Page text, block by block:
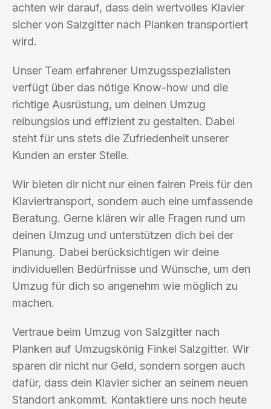
achten wir darauf, dass dein wertvolles Klavier
sicher von Salzgitter nach Planken transportiert
wird.
Unser Team erfahrener Umzugsspezialisten
verfügt über das nötige Know-how und die
richtige Ausrüstung, um deinen Umzug
reibungslos und effizient zu gestalten. Dabei
steht für uns stets die Zufriedenheit unserer
Kunden an erster Stelle.
Wir bieten dir nicht nur einen fairen Preis für den
Klaviertransport, sondern auch eine umfassende
Beratung. Gerne klären wir alle Fragen rund um
deinen Umzug und unterstützen dich bei der
Planung. Dabei berücksichtigen wir deine
individuellen Bedürfnisse und Wünsche, um den
Umzug für dich so angenehm wie möglich zu
machen.
Vertraue beim Umzug von Salzgitter nach
Planken auf Umzugskönig Finkel Salzgitter. Wir
sparen dir nicht nur Geld, sondern sorgen auch
dafür, dass dein Klavier sicher an seinem neuen
Standort ankommt. Kontaktiere uns noch heute